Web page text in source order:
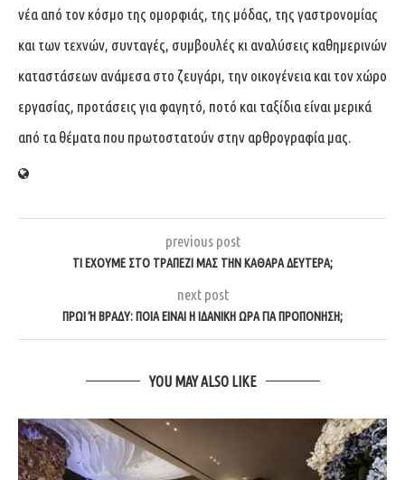
νέα από τον κόσμο της ομορφιάς, της μόδας, της γαστρονομίας
και των τεχνών, συνταγές, συμβουλές κι αναλύσεις καθημερινών
καταστάσεων ανάμεσα στο ζευγάρι, την οικογένεια και τον χώρο
εργασίας, προτάσεις για φαγητό, ποτό και ταξίδια είναι μερικά
από τα θέματα που πρωτοστατούν στην αρθρογραφία μας.
previous post
ΤΙ ΕΧΟΥΜΕ ΣΤΟ ΤΡΑΠΕΖΙ ΜΑΣ ΤΗΝ ΚΑΘΑΡΑ ΔΕΥΤΕΡΑ;
next post
ΠΡΩΙ Ή ΒΡΑΔΥ: ΠΟΙΑ ΕΙΝΑΙ Η ΙΔΑΝΙΚΗ ΩΡΑ ΓΙΑ ΠΡΟΠΟΝΗΣΗ;
YOU MAY ALSO LIKE